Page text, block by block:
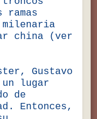
china (ver
Gustavo
un lugar
de
Entonces,